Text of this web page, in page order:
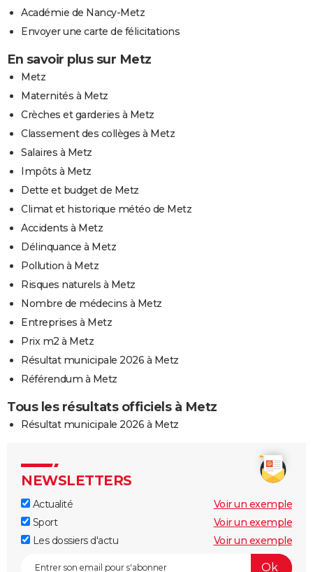
Académie de Nancy-Metz
Envoyer une carte de félicitations
En savoir plus sur Metz
Metz
Maternités à Metz
Crèches et garderies à Metz
Classement des collèges à Metz
Salaires à Metz
Impôts à Metz
Dette et budget de Metz
Climat et historique météo de Metz
Accidents à Metz
Délinquance à Metz
Pollution à Metz
Risques naturels à Metz
Nombre de médecins à Metz
Entreprises à Metz
Prix m2 à Metz
Résultat municipale 2026 à Metz
Référendum à Metz
Tous les résultats officiels à Metz
Résultat municipale 2026 à Metz
NEWSLETTERS
Actualité
Voir un exemple
Sport
Voir un exemple
Les dossiers d'actu
Voir un exemple